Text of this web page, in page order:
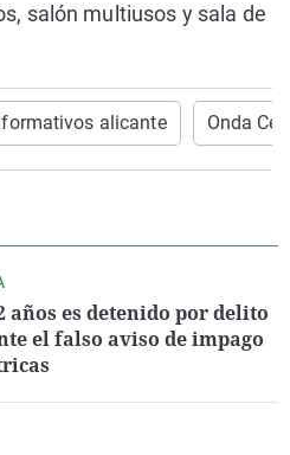
salón multiusos y sala de
alicante Onda
años es detenido por delito
el falso aviso de impago